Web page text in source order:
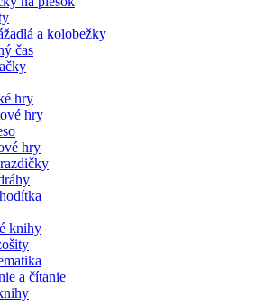
a kolobežky
čas
hry
hry
hry
knihy
a čítanie